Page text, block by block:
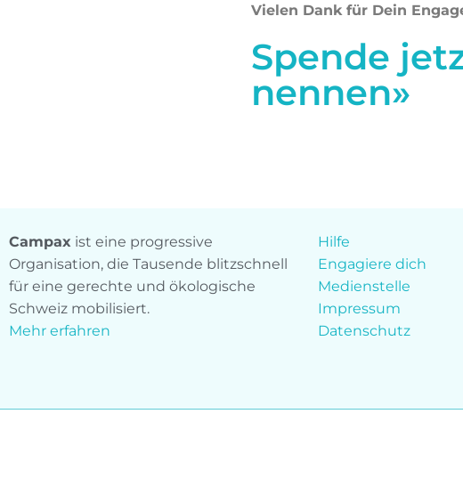
Vielen Dank für Dein
Spende
nennen»
Campax ist eine progressive
Organisation, die Tausende blitzschnell
für eine gerechte und ökologische
Schweiz mobilisiert.
Mehr erfahren
Hilfe
Engagiere dich
Medienstelle
Impressum
Datenschutz